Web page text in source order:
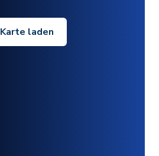
Karte laden